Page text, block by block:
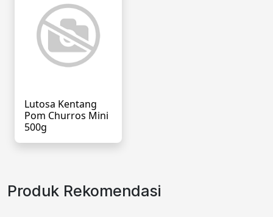
Lutosa Kentang
Pom Churros Mini
500g
Produk Rekomendasi